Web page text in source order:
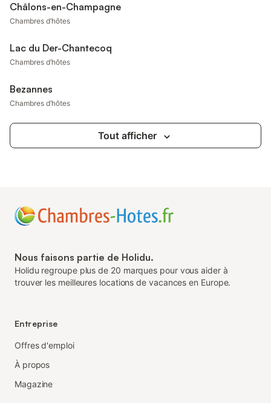
Châlons-en-Champagne
Chambres d’hôtes
Lac du Der-Chantecoq
Chambres d’hôtes
Bezannes
Chambres d’hôtes
Tout afficher
Nous faisons partie de Holidu.
Holidu regroupe plus de 20 marques pour vous aider à
trouver les meilleures locations de vacances en Europe.
Entreprise
Offres d'emploi
À propos
Magazine